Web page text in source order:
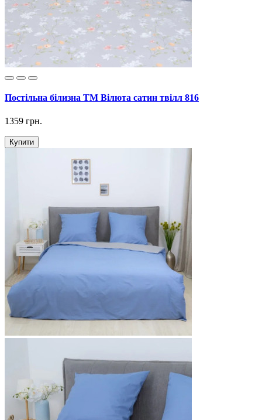
Постільна білизна ТМ Вілюта сатин твілл 816
1359 грн.
Купити